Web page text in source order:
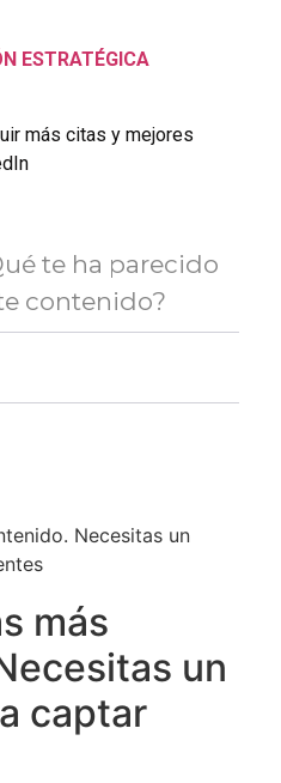
ESTRATÉGICA
más citas y mejores
te ha parecido
contenido?
más
un
captar